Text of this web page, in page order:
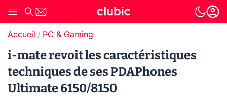
Accueil PC & Gaming
i-mate revoit les caractéristiques
techniques de ses PDAPhones
Ultimate 6150/8150